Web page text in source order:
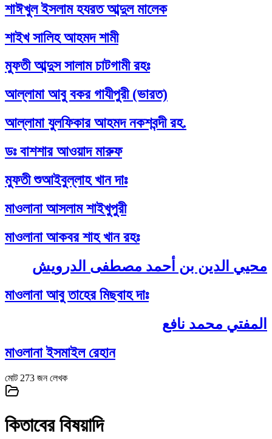
শাঈখুল ইসলাম হযরত আব্দুল মালেক
শাইখ সালিহ আহমদ শামী
মুফতী আব্দুস সালাম চাটগামী রহঃ
আল্লামা আবু বকর গাযীপুরী (ভারত)
আল্লামা যুলফিকার আহমদ নকশবন্দী রহ.
ডঃ বাশশার আওয়াদ মারুফ
মুফতী শুআইবুল্লাহ খান দাঃ
মাওলানা আসলাম শাইখুপুরী
মাওলানা আকবর শাহ খান রহঃ
محيي الدين بن أحمد مصطفى الدرويش
মাওলানা আবু তাহের মিছবাহ দাঃ
المفتي محمد نافع
মাওলানা ইসমাইল রেহান
মোট 273 জন লেখক
কিতাবের বিষয়াদি